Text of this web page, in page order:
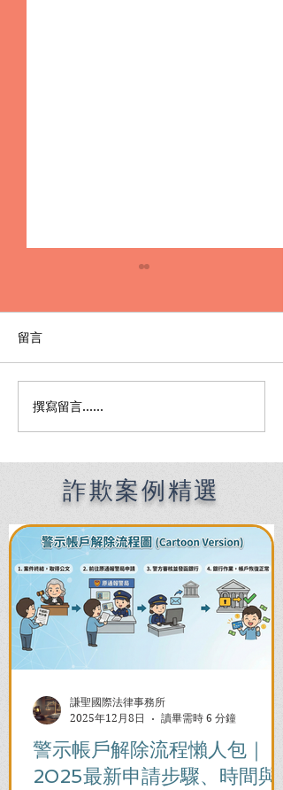
Premier English
Speaking Criminal
Filipinos in Taiwan:
Chien Sheng
International Law Firm
留言
撰寫留言......
詐欺案例精選
警示帳戶解除流程懶人包｜
2025最新申請步驟、時間與
謙聖國際法律事務所
2025年12月8日
讀畢需時 6 分鐘